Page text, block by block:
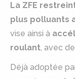
La ZFE
plus polluants
vise ainsi à
roulant, avec
Déjà adoptée